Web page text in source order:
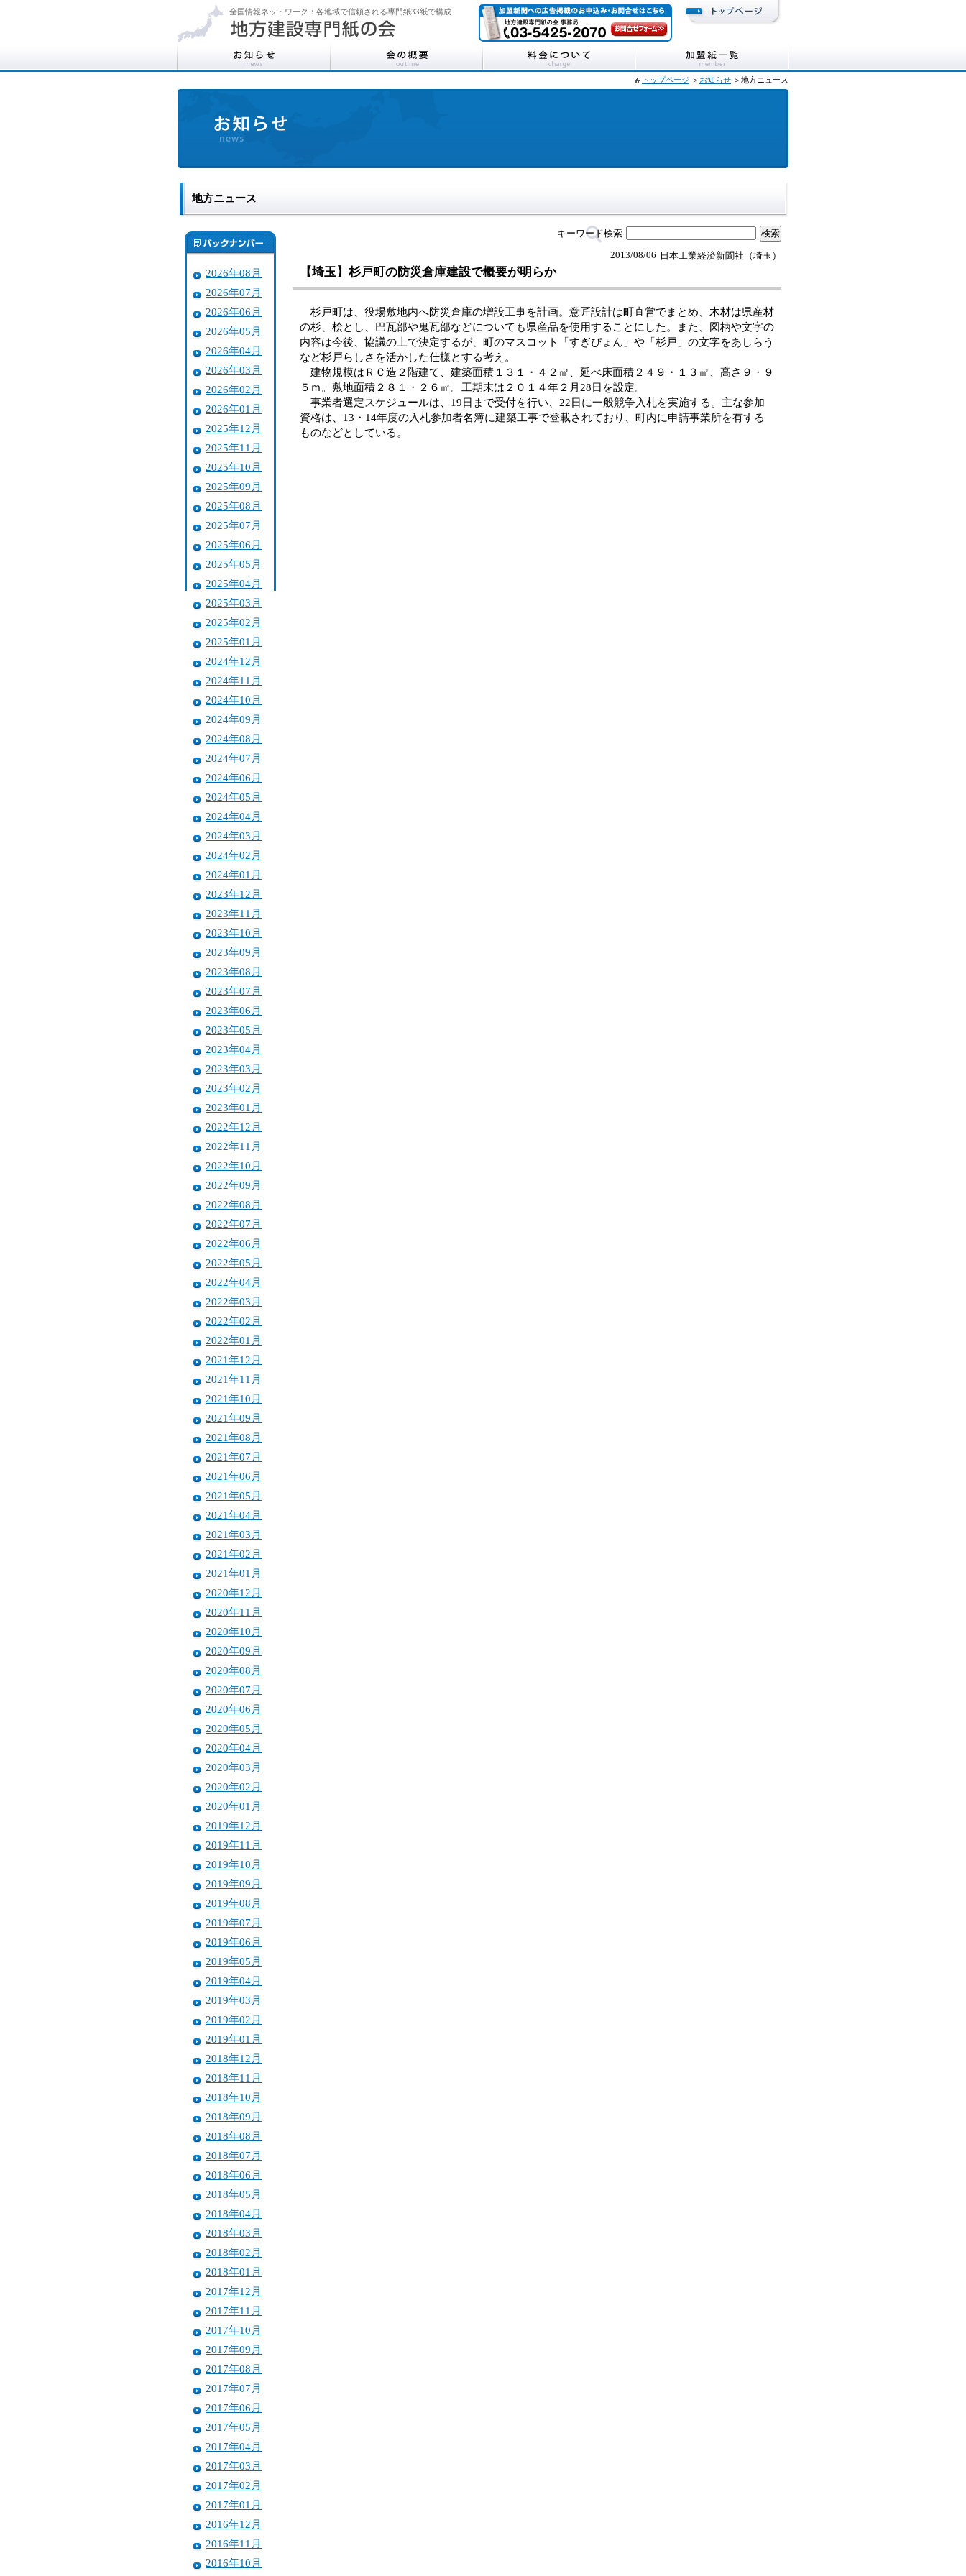
全国情報ネットワーク：各地域で信頼される専門紙33紙で構成
トップページ ＞ お知らせ ＞地方ニュース
地方ニュース
2026年08月
2026年07月
2026年06月
2026年05月
2026年04月
2026年03月
2026年02月
2026年01月
2025年12月
2025年11月
2025年10月
2025年09月
2025年08月
2025年07月
2025年06月
2025年05月
2025年04月
2025年03月
2025年02月
2025年01月
2024年12月
2024年11月
2024年10月
2024年09月
2024年08月
2024年07月
2024年06月
2024年05月
2024年04月
2024年03月
2024年02月
2024年01月
2023年12月
2023年11月
2023年10月
2023年09月
2023年08月
2023年07月
2023年06月
2023年05月
2023年04月
2023年03月
2023年02月
2023年01月
2022年12月
2022年11月
2022年10月
2022年09月
2022年08月
2022年07月
2022年06月
2022年05月
2022年04月
2022年03月
2022年02月
2022年01月
2021年12月
2021年11月
2021年10月
2021年09月
2021年08月
2021年07月
2021年06月
2021年05月
2021年04月
2021年03月
2021年02月
2021年01月
2020年12月
2020年11月
2020年10月
2020年09月
2020年08月
2020年07月
2020年06月
2020年05月
2020年04月
2020年03月
2020年02月
2020年01月
2019年12月
2019年11月
2019年10月
2019年09月
2019年08月
2019年07月
2019年06月
2019年05月
2019年04月
2019年03月
2019年02月
2019年01月
2018年12月
2018年11月
2018年10月
2018年09月
2018年08月
2018年07月
2018年06月
2018年05月
2018年04月
2018年03月
2018年02月
2018年01月
2017年12月
2017年11月
2017年10月
2017年09月
2017年08月
2017年07月
2017年06月
2017年05月
2017年04月
2017年03月
2017年02月
2017年01月
2016年12月
2016年11月
2016年10月
キーワード検索
日本工業経済新聞社（埼玉）
2013/08/06
【埼玉】杉戸町の防災倉庫建設で概要が明らか
杉戸町は、役場敷地内へ防災倉庫の増設工事を計画。意匠設計は町直営でまとめ、木材は県産材
の杉、桧とし、巴瓦部や鬼瓦部などについても県産品を使用することにした。また、図柄や文字の
内容は今後、協議の上で決定するが、町のマスコット「すぎぴょん」や「杉戸」の文字をあしらう
など杉戸らしさを活かした仕様とする考え。
建物規模はＲＣ造２階建て、建築面積１３１・４２㎡、延べ床面積２４９・１３㎡、高さ９・９
５ｍ。敷地面積２８１・２６㎡。工期末は２０１４年２月28日を設定。
事業者選定スケジュールは、19日まで受付を行い、22日に一般競争入札を実施する。主な参加
資格は、13・14年度の入札参加者名簿に建築工事で登載されており、町内に申請事業所を有する
ものなどとしている。